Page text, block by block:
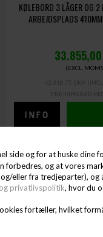
side og for at huske dine
forbedres, og at vores
eller fra tredjeparter), og
privatlivspolitik, hvor du
fortæller, hvilket
KØLEBORD 3 LÅGER OG 2
ARBEJDSPLADS
33.855,00
(EXCL.
FRE-MPN3-6D-